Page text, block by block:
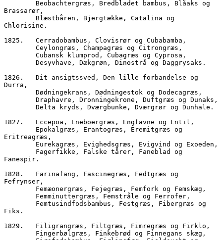
Brassarør,
Chlorisine.
1825.	Cerradobambus, Clovisrør og Cubabamba,
        Ceylongræs, Champagræs og Citrongræs,
        Cubansk klumprod, Cubagræs og Cyprosa,
        Desyvhave, Dækgrøn, Dinostrå og Daggrysaks.
1826.	Dit ansigtssved, Den lille forbandelse og
Durra,
        Dødningekrans, Dødningestok og Dodecagræs,
        Draphavre, Dronningekrone, Duftgræs og Dunaks,
1827.	Eccepoa, Eneboergræs, Engfavne og Entil,
Eritreagræs,
Fanespir.
1828.	Farinafang, Fascinegræs, Fedtgræs og
Fefrynser,
        Femæonergræs, Fejegræs, Femfork og Femskæg,
        Femminuttergræs, Femstråle og Ferrofer,
Fiks.
1829.	Filigrangræs, Filtgræs, Fimregræs og Firklo,
        Fingerbølgræs, Finkebrød og Finnegans skæg,